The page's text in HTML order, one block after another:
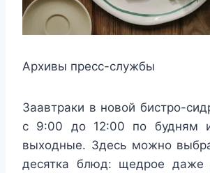
Архивы пресс-службы
Заавтраки в новой бистро-
с 9:00 до 12:00 по будням
выходные. Здесь можно
десятка блюд: щедрое даже